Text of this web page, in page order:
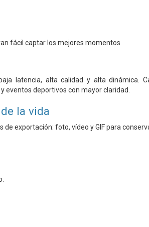
fácil captar los mejores momentos
latencia, alta calidad y alta dinámica.
eventos deportivos con mayor claridad.
la vida
exportación: foto, vídeo y GIF para